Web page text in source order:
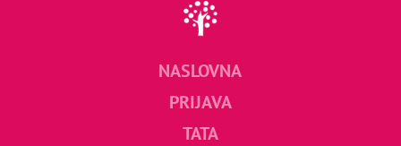
NASLOVNA
PRIJAVA
TATA